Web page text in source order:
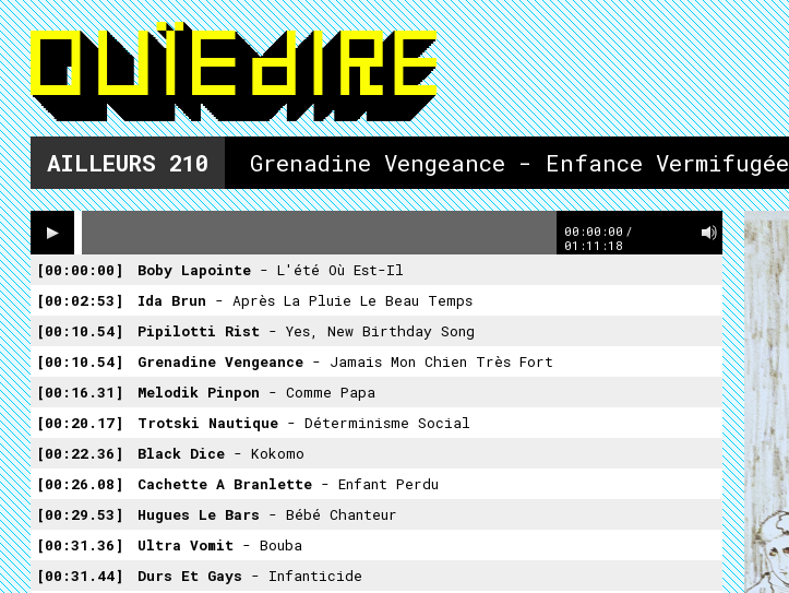
AILLEURS 210 Grenadine Vengeance - Enfance Vermifugée
00:00:00 /
01:11:18
00:00:00 Boby Lapointe - L'été Où Est-Il
00:02:53
Ida Brun - Après La Pluie Le Beau Temps
00:10.54
Pipilotti Rist - Yes, New Birthday Song
00:10.54
Grenadine Vengeance - Jamais Mon Chien Très Fort
00:16.31
Melodik Pinpon - Comme Papa
00:20.17
Trotski Nautique - Déterminisme Social
00:22.36
Black Dice - Kokomo
00:26.08
Cachette A Branlette - Enfant Perdu
00:29.53
Hugues Le Bars - Bébé Chanteur
00:31.36
Ultra Vomit - Bouba
00:31.44
Durs Et Gays - Infanticide